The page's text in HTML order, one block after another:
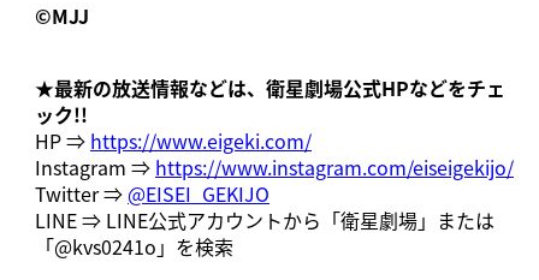
©︎MJJ
★最新の放送情報などは、衛星劇場公式HPなどをチェ
ック!!
HP ⇒ https://www.eigeki.com/
Instagram ⇒ https://www.instagram.com/eiseigekijo/
Twitter ⇒ @EISEI_GEKIJO
LINE ⇒ LINE公式アカウントから「衛星劇場」または
「@kvs0241o」を検索